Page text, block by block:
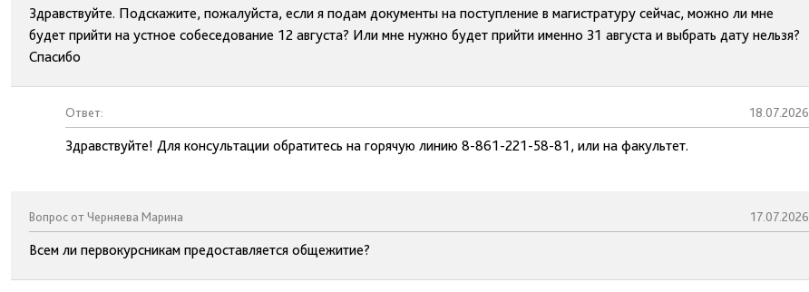
Здравствуйте. Подскажите, пожалуйста, если я подам документы на поступление в магистратуру сейчас, можно ли мне
будет прийти на устное собеседование 12 августа? Или мне нужно будет прийти именно 31 августа и выбрать дату нельзя?
Спасибо
Ответ: 18.07.2026
Здравствуйте! Для консультации обратитесь на горячую линию 8-861-221-58-81, или на факультет.
Вопрос от Черняева Марина 17.07.2026
Всем ли первокурсникам предоставляется общежитие?